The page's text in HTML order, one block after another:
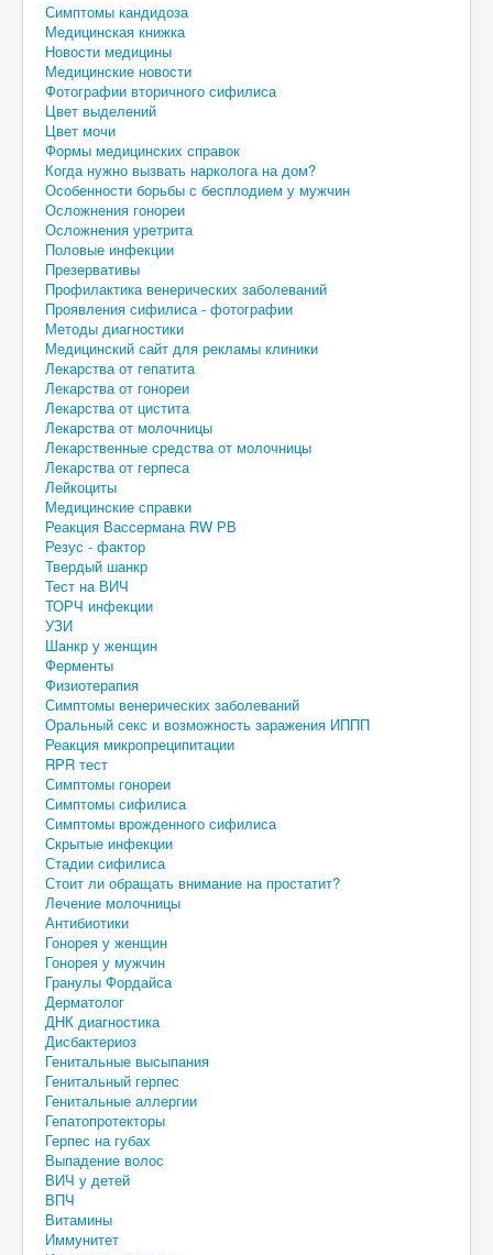
Симптомы кандидоза
Медицинская книжка
Новости медицины
Медицинские новости
Фотографии вторичного сифилиса
Цвет выделений
Цвет мочи
Формы медицинских справок
Когда нужно вызвать нарколога на дом?
Особенности борьбы с бесплодием у мужчин
Осложнения гонореи
Осложнения уретрита
Половые инфекции
Презервативы
Профилактика венерических заболеваний
Проявления сифилиса - фотографии
Методы диагностики
Медицинский сайт для рекламы клиники
Лекарства от гепатита
Лекарства от гонореи
Лекарства от цистита
Лекарства от молочницы
Лекарственные средства от молочницы
Лекарства от герпеса
Лейкоциты
Медицинские справки
Реакция Вассермана RW РВ
Резус - фактор
Твердый шанкр
Тест на ВИЧ
ТОРЧ инфекции
УЗИ
Шанкр у женщин
Ферменты
Физиотерапия
Симптомы венерических заболеваний
Оральный секс и возможность заражения ИППП
Реакция микропреципитации
RPR тест
Симптомы гонореи
Симптомы сифилиса
Симптомы врожденного сифилиса
Скрытые инфекции
Стадии сифилиса
Стоит ли обращать внимание на простатит?
Лечение молочницы
Антибиотики
Гонорея у женщин
Гонорея у мужчин
Гранулы Фордайса
Дерматолог
ДНК диагностика
Дисбактериоз
Генитальные высыпания
Генитальный герпес
Генитальные аллергии
Гепатопротекторы
Герпес на губах
Выпадение волос
ВИЧ у детей
ВПЧ
Витамины
Иммунитет